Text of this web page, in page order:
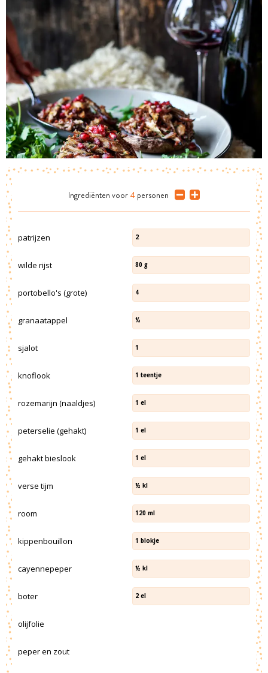
Ingrediënten voor 4 personen
patrijzen 2
wilde rijst 80 g
portobello's (grote) 4
granaatappel ½
sjalot 1
knoflook 1 teentje
rozemarijn (naaldjes) 1 el
peterselie (gehakt) 1 el
gehakt bieslook 1 el
verse tijm ½ kl
room 120 ml
kippenbouillon 1 blokje
cayennepeper ½ kl
boter 2 el
olijfolie
peper en zout